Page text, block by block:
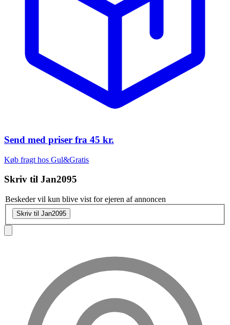
Send med priser fra 45 kr.
Køb fragt hos Gul&Gratis
Skriv til Jan2095
Beskeder vil kun blive vist for ejeren af annoncen
Skriv til Jan2095